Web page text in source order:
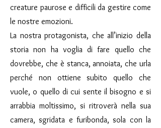
creature paurose e difficili da gestire come
le nostre emozioni.
La nostra protagonista, che all’inizio della
storia non ha voglia di fare quello che
dovrebbe, che è stanca, annoiata, che urla
perché non ottiene subito quello che
vuole, o quello di cui sente il bisogno e si
arrabbia moltissimo, si ritroverà nella sua
camera, sgridata e furibonda, sola con la